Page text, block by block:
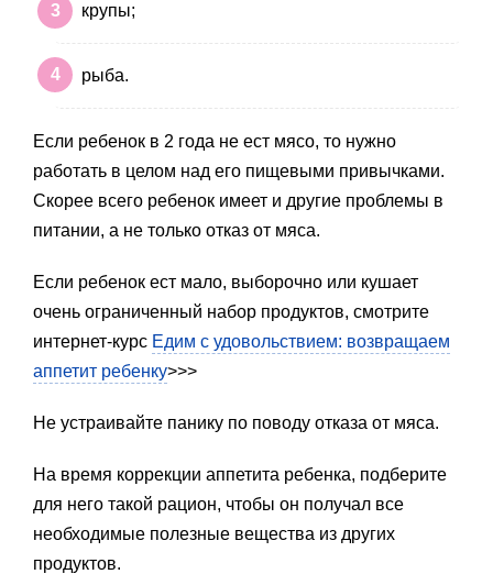
крупы;
рыба.
Если ребенок в 2 года не ест мясо, то нужно
работать в целом над его пищевыми привычками.
Скорее всего ребенок имеет и другие проблемы в
питании, а не только отказ от мяса.
Если ребенок ест мало, выборочно или кушает
очень ограниченный набор продуктов, смотрите
интернет-курс Едим с удовольствием: возвращаем
аппетит ребенку>>>
Не устраивайте панику по поводу отказа от мяса.
На время коррекции аппетита ребенка, подберите
для него такой рацион, чтобы он получал все
необходимые полезные вещества из других
продуктов.